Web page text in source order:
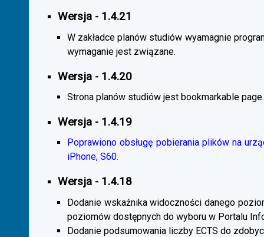
Wersja - 1.4.21
W zakładce planów studiów wyamagnie
wymaganie jest związane.
Wersja - 1.4.20
Strona planów studiów jest bookmarkable page.
Wersja - 1.4.19
Poprawiono obsługę pobierania plików na
iPhone, S60.
Wersja - 1.4.18
Dodanie wskaźnika widoczności danego
poziomów dostępnych do wyboru w Portalu
Dodanie podsumowania liczby ECTS do